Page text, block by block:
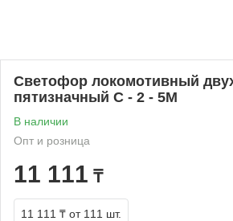
Светофор локомотивный
пятизначный С - 2 - 5М
В наличии
Опт и розница
11 111 ₸
11 111 ₸ от 111 шт.